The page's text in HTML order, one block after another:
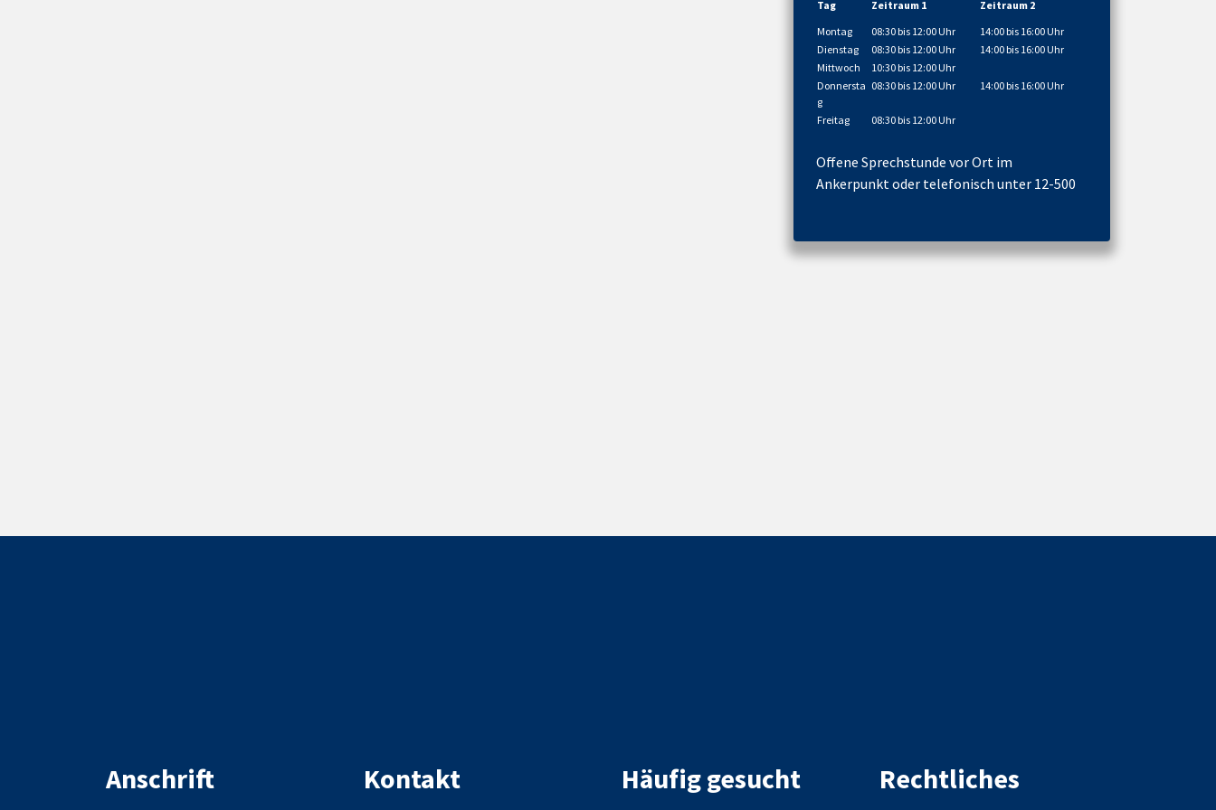
Tag Zeitraum 1
Zeitraum 2
Montag
08:30 bis 12:00 Uhr
14:00 bis 16:00 Uhr
Dienstag
08:30 bis 12:00 Uhr
14:00 bis 16:00 Uhr
Mittwoch
10:30 bis 12:00 Uhr
Donnersta
g
08:30 bis 12:00 Uhr 14:00 bis 16:00 Uhr
Freitag 08:30 bis 12:00 Uhr
Offene Sprechstunde vor Ort im
Anschrift Kontakt Häufig gesucht Rechtliches